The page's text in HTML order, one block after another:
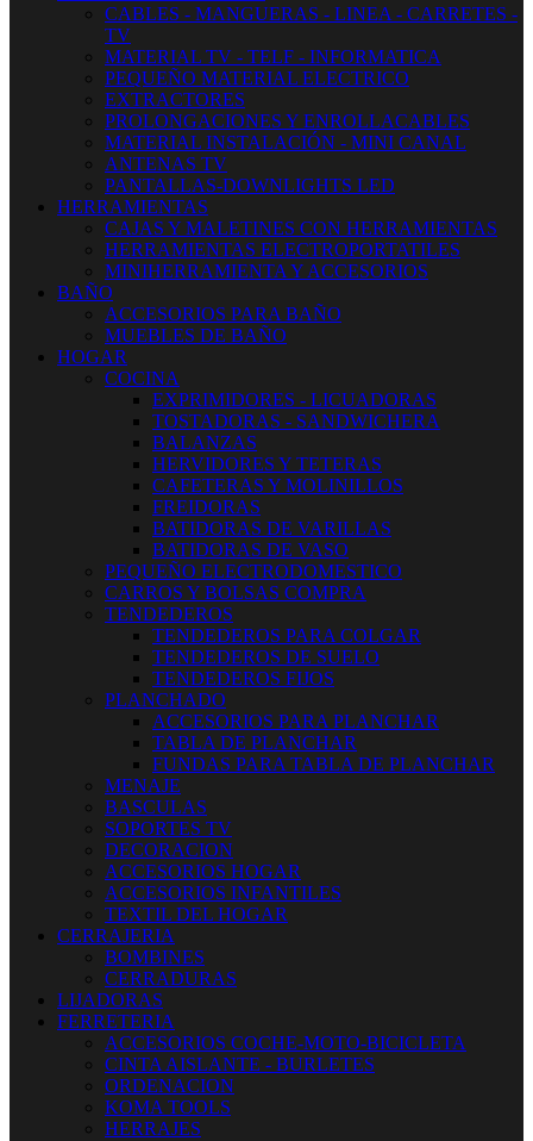
CABLES - MANGUERAS - LINEA - CARRETES -
TV
MATERIAL TV - TELF - INFORMATICA
PEQUEÑO MATERIAL ELECTRICO
EXTRACTORES
PROLONGACIONES Y ENROLLACABLES
MATERIAL INSTALACIÓN - MINI CANAL
ANTENAS TV
PANTALLAS-DOWNLIGHTS LED
HERRAMIENTAS
CAJAS Y MALETINES CON HERRAMIENTAS
HERRAMIENTAS ELECTROPORTATILES
MINIHERRAMIENTA Y ACCESORIOS
BAÑO
ACCESORIOS PARA BAÑO
MUEBLES DE BAÑO
HOGAR
COCINA
EXPRIMIDORES - LICUADORAS
TOSTADORAS - SANDWICHERA
BALANZAS
HERVIDORES Y TETERAS
CAFETERAS Y MOLINILLOS
FREIDORAS
BATIDORAS DE VARILLAS
BATIDORAS DE VASO
PEQUEÑO ELECTRODOMESTICO
CARROS Y BOLSAS COMPRA
TENDEDEROS
TENDEDEROS PARA COLGAR
TENDEDEROS DE SUELO
TENDEDEROS FIJOS
PLANCHADO
ACCESORIOS PARA PLANCHAR
TABLA DE PLANCHAR
FUNDAS PARA TABLA DE PLANCHAR
MENAJE
BASCULAS
SOPORTES TV
DECORACION
ACCESORIOS HOGAR
ACCESORIOS INFANTILES
TEXTIL DEL HOGAR
CERRAJERIA
BOMBINES
CERRADURAS
LIJADORAS
FERRETERIA
ACCESORIOS COCHE-MOTO-BICICLETA
CINTA AISLANTE - BURLETES
ORDENACION
KOMA TOOLS
HERRAJES